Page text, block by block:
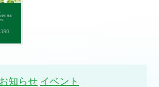
お知らせ イベント